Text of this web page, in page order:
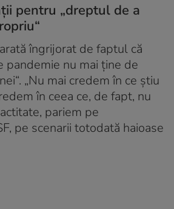
pentru „dreptul de a
îngrijorat de faptul că
pandemie nu mai ține de
„Nu mai credem în ce știu
în ceea ce, de fapt, nu
pariem pe
pe scenarii totodată haioase